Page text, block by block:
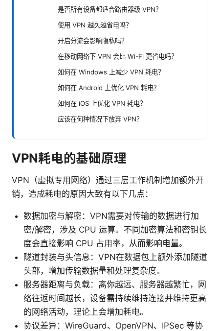
是否所有设备都适合路由器级 VPN？
使用 VPN 越久越省电吗？
开启分流会影响隐私吗？
在移动网络下 VPN 会比 Wi-Fi 更省电吗？
如何在 Windows 上减少 VPN 耗电？
如何在 Android 上优化 VPN 耗电？
如何在 iOS 上优化 VPN 耗电？
应该在何种情况下放弃 VPN？
VPN耗电的基础原理
VPN（虚拟专用网络）通过三层工作机制增加额外开
销，造成耗电的原因大致有以下几点：
数据加密与解密：VPN需要对传输的数据进行加
密/解密，涉及 CPU 运算。不同加密算法和密钥长
度会直接影响 CPU 占用率，从而影响电量。
隧道封装与头信息：VPN在数据包上额外添加隧道
头部，增加传输数据量和处理复杂度。
服务器距离与负载：离你越远、服务器越繁忙，网
络往返时间越长，设备需持续维持连接并维持更高
的网络活动，理论上会增加耗电。
协议差异：WireGuard、OpenVPN、IPSec 等协